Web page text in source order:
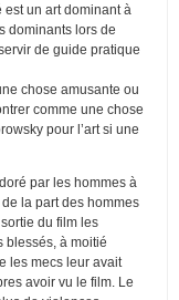
est un art dominant à
dominants lors de
de guide pratique
chose amusante ou
comme une chose
pour l’art si une
par les hommes à
la part des hommes
du film les
blessés, à moitié
les mecs leur avait
avoir vu le film. Le